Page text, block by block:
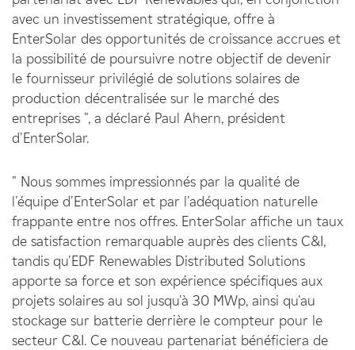
avec un investissement stratégique, offre à
EnterSolar des opportunités de croissance accrues et
la possibilité de poursuivre notre objectif de devenir
le fournisseur privilégié de solutions solaires de
production décentralisée sur le marché des
entreprises ", a déclaré Paul Ahern, président
d'EnterSolar.
" Nous sommes impressionnés par la qualité de
l'équipe d'EnterSolar et par l'adéquation naturelle
frappante entre nos offres. EnterSolar affiche un taux
de satisfaction remarquable auprès des clients C&I,
tandis qu'EDF Renewables Distributed Solutions
apporte sa force et son expérience spécifiques aux
projets solaires au sol jusqu'à 30 MWp, ainsi qu'au
stockage sur batterie derrière le compteur pour le
secteur C&I. Ce nouveau partenariat bénéficiera de